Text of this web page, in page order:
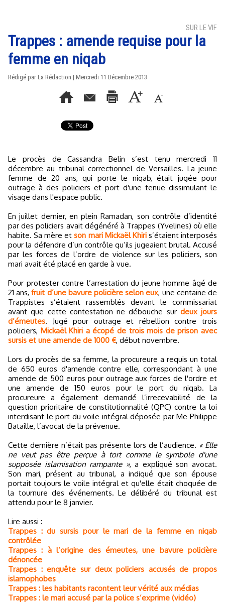
SUR LE VIF
Trappes : amende requise pour la
femme en niqab
Rédigé par La Rédaction | Mercredi 11 Décembre 2013
Le procès de Cassandra Belin s’est tenu mercredi 11
décembre au tribunal correctionnel de Versailles. La jeune
femme de 20 ans, qui porte le niqab, était jugée pour
outrage à des policiers et port d'une tenue dissimulant le
visage dans l'espace public.
En juillet dernier, en plein Ramadan, son contrôle d’identité
par des policiers avait dégénéré à Trappes (Yvelines) où elle
habite. Sa mère etson mari Mickaël Khiris’étaient interposés
pour la défendre d’un contrôle qu’ils jugeaient brutal. Accusé
par les forces de l’ordre de violence sur les policiers, son
mari avait été placé en garde à vue.
Pour protester contre l’arrestation du jeune homme âgé de
21 ans,fruit d’une bavure policière selon eux, une centaine de
Trappistes s’étaient rassemblés devant le commissariat
avant que cette contestation ne débouche sur deux jours
d’émeutes. Jugé pour outrage et rébellion contre trois
policiers, Mickaël Khiri a écopé de trois mois de prison avec
sursis et une amende de 1000 €, début novembre.
Lors du procès de sa femme, la procureure a requis un total
de 650 euros d'amende contre elle, correspondant à une
amende de 500 euros pour outrage aux forces de l'ordre et
une amende de 150 euros pour le port du niqab. La
procureure a également demandé l’irrecevabilité de la
question prioritaire de constitutionnalité (QPC) contre la loi
interdisant le port du voile intégral déposée par Me Philippe
Bataille, l’avocat de la prévenue.
Cette dernière n’était pas présente lors de l’audience. « Elle
ne veut pas être perçue à tort comme le symbole d'une
supposée islamisation rampante », a expliqué son avocat.
Son mari, présent au tribunal, a indiqué que son épouse
portait toujours le voile intégral et qu'elle était choquée de
la tournure des événements. Le délibéré du tribunal est
attendu pour le 8 janvier.
Lire aussi :
Trappes : du sursis pour le mari de la femme en niqab
contrôlée
Trappes : à l’origine des émeutes, une bavure policière
dénoncée
Trappes : enquête sur deux policiers accusés de propos
islamophobes
Trappes : les habitants racontent leur vérité aux médias
Trappes : le mari accusé par la police s’exprime (vidéo)